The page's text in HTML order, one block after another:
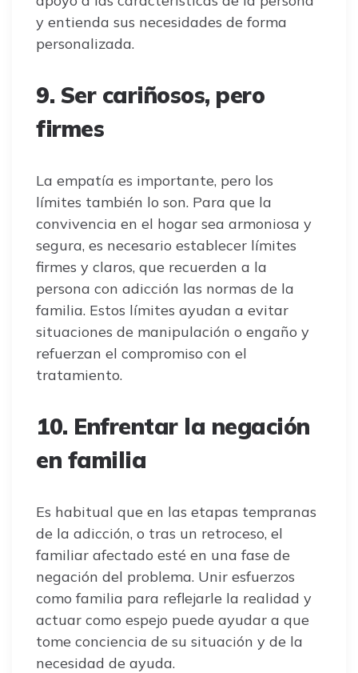
y entienda sus necesidades de forma
personalizada.
9. Ser cariñosos, pero
firmes
La empatía es importante, pero los
límites también lo son. Para que la
convivencia en el hogar sea armoniosa y
segura, es necesario establecer límites
firmes y claros, que recuerden a la
persona con adicción las normas de la
familia. Estos límites ayudan a evitar
situaciones de manipulación o engaño y
refuerzan el compromiso con el
tratamiento.
10. Enfrentar la negación
en familia
Es habitual que en las etapas tempranas
de la adicción, o tras un retroceso, el
familiar afectado esté en una fase de
negación del problema. Unir esfuerzos
como familia para reflejarle la realidad y
actuar como espejo puede ayudar a que
tome conciencia de su situación y de la
necesidad de ayuda.